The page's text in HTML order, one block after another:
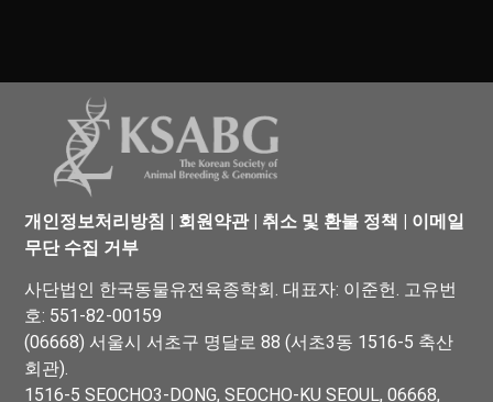
개인정보처리방침 | 회원약관| 취소 및 환불 정책 | 이메일
무단 수집 거부
사단법인 한국동물유전육종학회. 대표자: 이준헌. 고유번
호: 551-82-00159
(06668) 서울시 서초구 명달로 88 (서초3동 1516-5 축산
회관).
1516-5 SEOCHO3-DONG, SEOCHO-KU SEOUL, 06668,